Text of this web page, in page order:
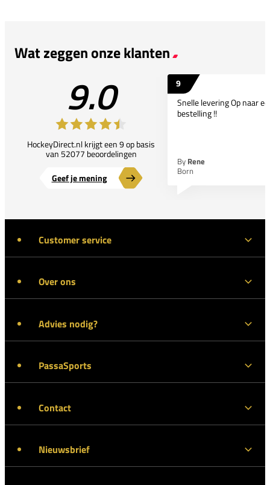
Wat zeggen onze klanten
9.0
HockeyDirect.nl krijgt een 9 op basis
van 52077 beoordelingen
Geef je mening
9
Snelle levering Op naar
bestelling !!
By Rene
Born
Customer service
Over ons
Advies nodig?
PassaSports
Contact
Nieuwsbrief